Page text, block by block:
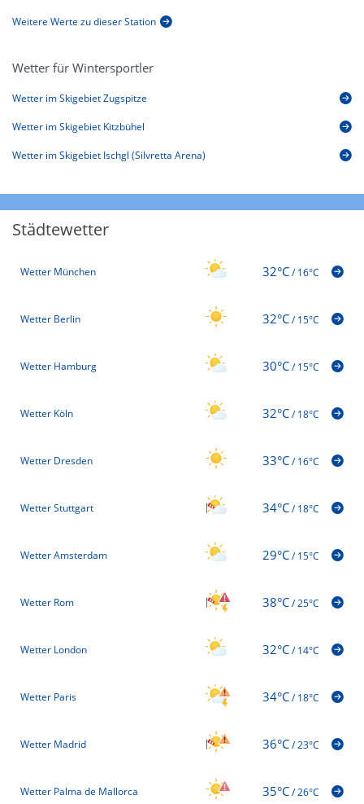
Weitere Werte zu dieser Station
Wetter für Wintersportler
Wetter im Skigebiet Zugspitze
Wetter im Skigebiet Kitzbühel
Wetter im Skigebiet Ischgl (Silvretta Arena)
Städtewetter
Wetter München 32°C/16°C
Wetter Berlin 32°C/15°C
Wetter Hamburg 30°C/15°C
Wetter Köln 32°C/18°C
Wetter Dresden 33°C/16°C
Wetter Stuttgart 34°C/18°C
Wetter Amsterdam 29°C/15°C
Wetter Rom 38°C/25°C
Wetter London 32°C/14°C
Wetter Paris 34°C/18°C
Wetter Madrid 36°C/23°C
Wetter Palma de Mallorca 35°C/26°C